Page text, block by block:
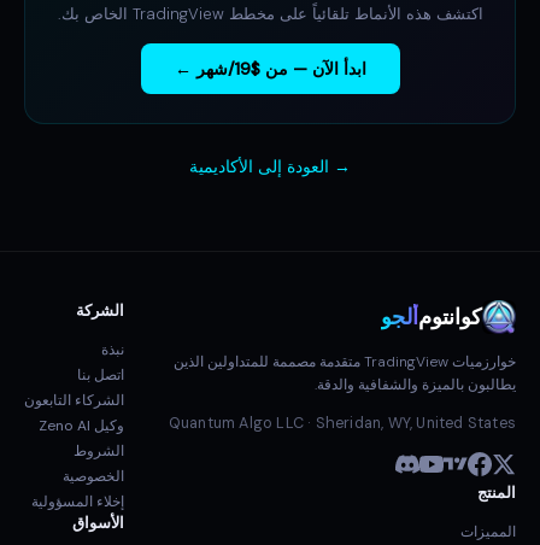
اكتشف هذه الأنماط تلقائياً على مخطط TradingView الخاص بك.
ابدأ الآن — من $19/شهر ←
→ العودة إلى الأكاديمية
كوانتومألجو
خوارزميات TradingView متقدمة مصممة للمتداولين الذين
يطالبون بالميزة والشفافية والدقة.
Quantum Algo LLC · Sheridan, WY, United States
المنتج
المميزات
الشركة
نبذة
اتصل بنا
الشركاء التابعون
وكيل Zeno AI
الشروط
الخصوصية
إخلاء المسؤولية
الأسواق